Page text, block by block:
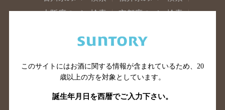
大阪府のバー検索
京都府のバー検索
滋賀県のバー検索
和歌山県のバー検索
山口県のバー検索
鳥取県のバー検索
島根県のバー検索
徳島県のバー検索
このサイトにはお酒に関する情報が含まれているため、 20
歳以上の方を対象としています。
誕生年月日を西暦でご入力下さい。